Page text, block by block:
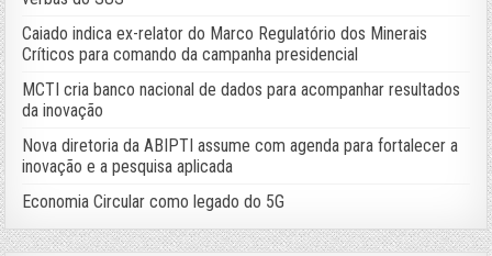
Caiado indica ex-relator do Marco Regulatório dos Minerais
Críticos para comando da campanha presidencial
MCTI cria banco nacional de dados para acompanhar resultados
da inovação
Nova diretoria da ABIPTI assume com agenda para fortalecer a
inovação e a pesquisa aplicada
Economia Circular como legado do 5G